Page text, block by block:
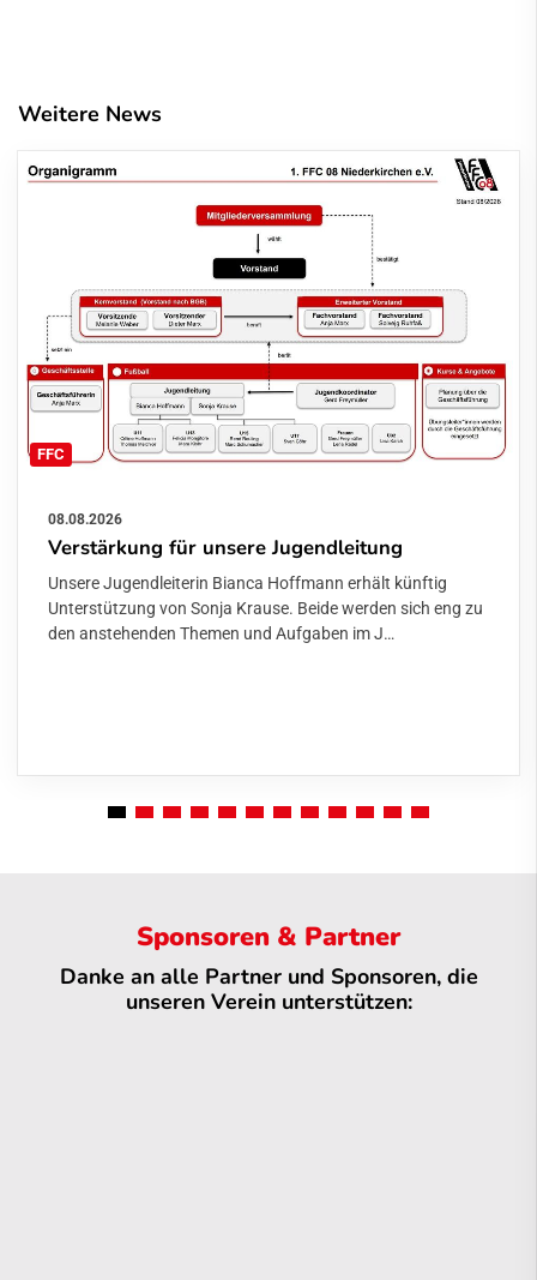
Weitere News
FFC
08.08.2026
Verstärkung für unsere Jugendleitung
Unsere Jugendleiterin Bianca Hoffmann erhält künftig
Unterstützung von Sonja Krause. Beide werden sich eng zu
den anstehenden Themen und Aufgaben im J…
Sponsoren & Partner
Danke an alle Partner und Sponsoren, die
unseren Verein unterstützen: